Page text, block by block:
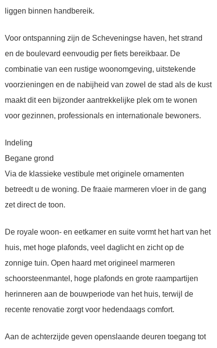
liggen binnen handbereik.
Voor ontspanning zijn de Scheveningse haven, het strand
en de boulevard eenvoudig per fiets bereikbaar. De
combinatie van een rustige woonomgeving, uitstekende
voorzieningen en de nabijheid van zowel de stad als de kust
maakt dit een bijzonder aantrekkelijke plek om te wonen
voor gezinnen, professionals en internationale bewoners.
Indeling
Begane grond
Via de klassieke vestibule met originele ornamenten
betreedt u de woning. De fraaie marmeren vloer in de gang
zet direct de toon.
De royale woon- en eetkamer en suite vormt het hart van het
huis, met hoge plafonds, veel daglicht en zicht op de
zonnige tuin. Open haard met origineel marmeren
schoorsteenmantel, hoge plafonds en grote raampartijen
herinneren aan de bouwperiode van het huis, terwijl de
recente renovatie zorgt voor hedendaags comfort.
Aan de achterzijde geven openslaande deuren toegang tot